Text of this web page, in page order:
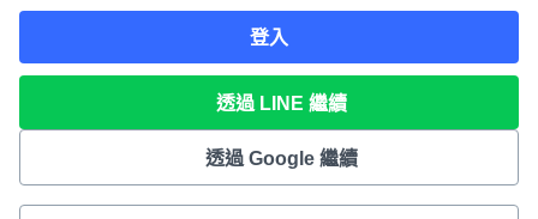
登入
透過 LINE 繼續
透過 Google 繼續